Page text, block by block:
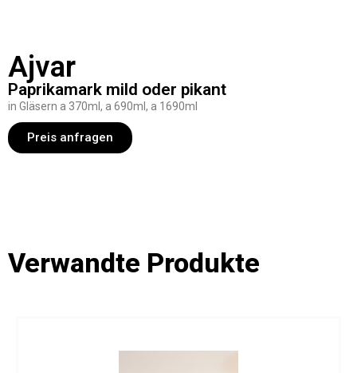
Ajvar
Paprikamark mild oder pikant
in Gläsern a 370ml, a 690ml, a 1690ml
Preis anfragen
Verwandte Produkte